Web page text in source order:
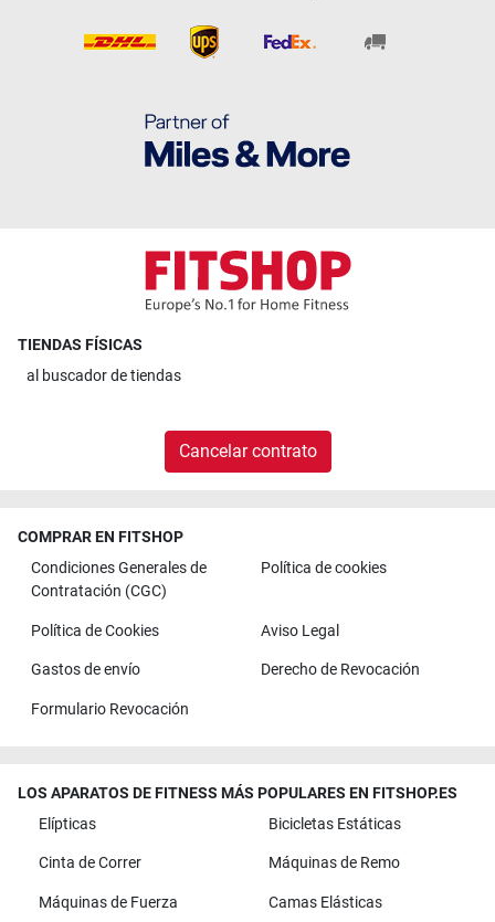
TIENDAS FÍSICAS
al buscador de tiendas
Cancelar contrato
COMPRAR EN FITSHOP
Condiciones Generales de
Contratación (CGC)
Política de cookies
Política de Cookies Aviso Legal
Gastos de envío Derecho de Revocación
Formulario Revocación
LOS APARATOS DE FITNESS MÁS POPULARES EN FITSHOP.ES
Elípticas
Bicicletas Estáticas
Cinta de Correr Máquinas de Remo
Máquinas de Fuerza Camas Elásticas